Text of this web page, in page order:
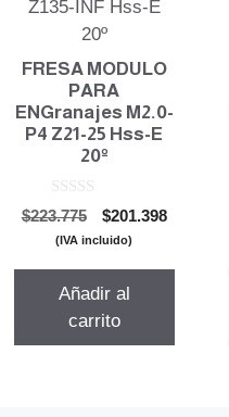
FRESA MODULO
PARA
ENGranajes M2.0-
P4 Z21-25 Hss-E
20º
0
d
e
$223.775
El
precio
era:
$223.775.
$201.398El
(IVA incluido)
Añadir al
carrito